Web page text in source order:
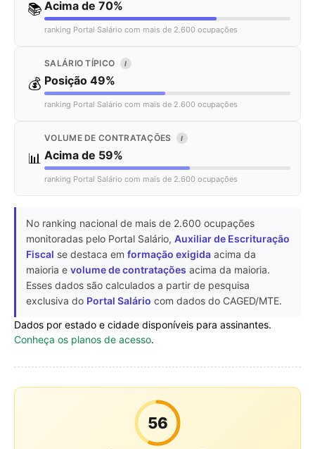
📚 Acima de 70%
ranking Portal Salário com mais de 2.600 ocupações
💰
SALÁRIO TÍPICO I
Posição 49%
ranking Portal Salário com mais de 2.600 ocupações
📊
VOLUME DE CONTRATAÇÕES I
Acima de 59%
ranking Portal Salário com mais de 2.600 ocupações
No ranking nacional de mais de 2.600 ocupações
monitoradas pelo Portal Salário, Auxiliar de Escrituração
Fiscal se destaca em formação exigida acima da
maioria e volume de contratações acima da maioria.
Esses dados são calculados a partir de pesquisa
exclusiva do Portal Salário com dados do CAGED/MTE.
Dados por estado e cidade disponíveis para assinantes.
Conheça os planos de acesso.
56